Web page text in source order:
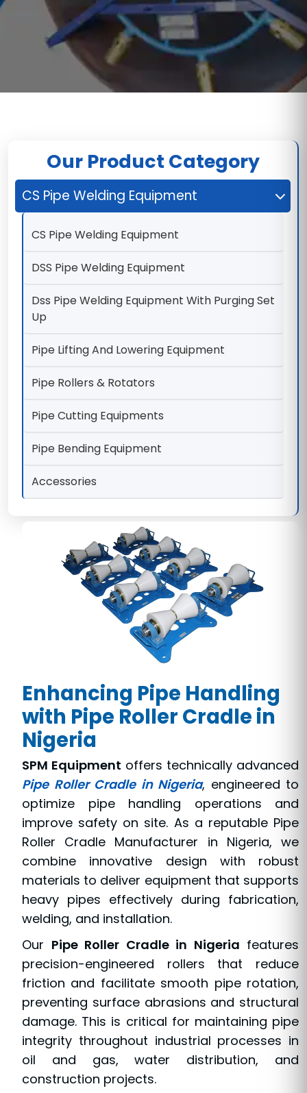
Our Product Category
CS Pipe Welding Equipment
CS Pipe Welding Equipment
DSS Pipe Welding Equipment
Dss Pipe Welding Equipment With Purging Set
Up
Pipe Lifting And Lowering Equipment
Pipe Rollers & Rotators
Pipe Cutting Equipments
Pipe Bending Equipment
Accessories
Enhancing Pipe Handling
with Pipe Roller Cradle in
Nigeria
SPM Equipment offers technically advanced
Pipe Roller Cradle in Nigeria, engineered to
optimize pipe handling operations and
improve safety on site. As a reputable Pipe
Roller Cradle Manufacturer in Nigeria, we
combine innovative design with robust
materials to deliver equipment that supports
heavy pipes effectively during fabrication,
welding, and installation.
Our Pipe Roller Cradle in Nigeria features
precision-engineered rollers that reduce
friction and facilitate smooth pipe rotation,
preventing surface abrasions and structural
damage. This is critical for maintaining pipe
integrity throughout industrial processes in
oil and gas, water distribution, and
construction projects.